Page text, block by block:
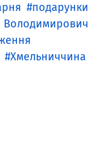
подарунки
Володимирович
Хмельниччина